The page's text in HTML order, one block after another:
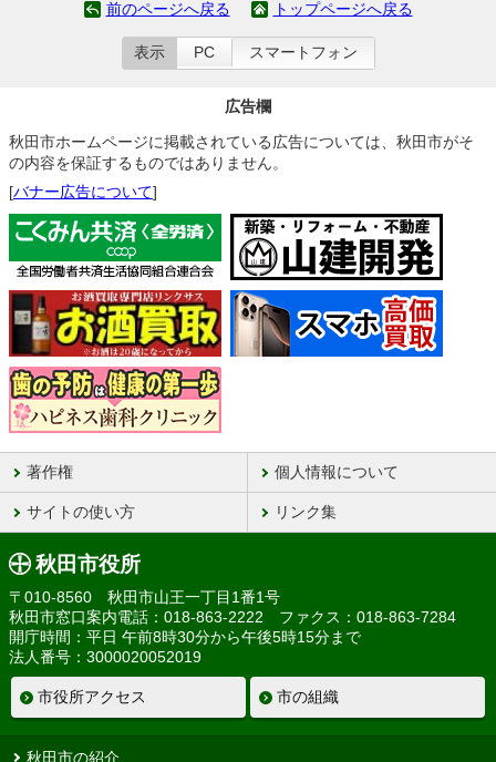
前のページへ戻る トップページへ戻る
表示 PC スマートフォン
広告欄
秋田市ホームページに掲載されている広告については、秋田市がそ
の内容を保証するものではありません。
[バナー広告について]
著作権 個人情報について
サイトの使い方 リンク集
秋田市役所
〒010-8560 秋田市山王一丁目1番1号
秋田市窓口案内電話：018-863-2222 ファクス：018-863-7284
開庁時間：平日 午前8時30分から午後5時15分まで
法人番号：3000020052019
市役所アクセス 市の組織
秋田市の紹介